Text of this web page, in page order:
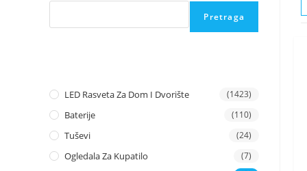
Pretraga
LED Rasveta Za Dom I Dvorište (1423)
Baterije (110)
Tuševi (24)
Ogledala Za Kupatilo (7)